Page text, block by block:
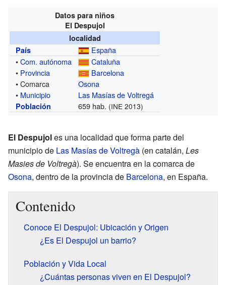
Datos para niños
El Despujol
localidad
País
España
•Com. autónoma
Cataluña
• Provincia
Barcelona
• Comarca
Osona
• Municipio Las Masías de Voltregá
Población 659 hab. (INE 2013)
El Despujoles una localidad que forma parte del
municipio de Las Masías de Voltregà (en catalán, Les
Masies de Voltregà). Se encuentra en la comarca de
Osona, dentro de la provincia de Barcelona, en España.
Contenido
Conoce El Despujol: Ubicación y Origen
¿Es El Despujol un barrio?
Población y Vida Local
¿Cuántas personas viven en El Despujol?